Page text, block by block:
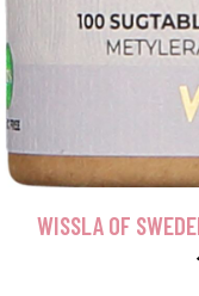
WISSLA OF